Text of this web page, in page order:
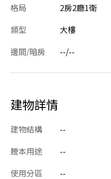
格局
2房2廳1衛
類型
大樓
邊間/暗房
--/--
建物詳情
建物結構 --
謄本用途
--
使用分區
--